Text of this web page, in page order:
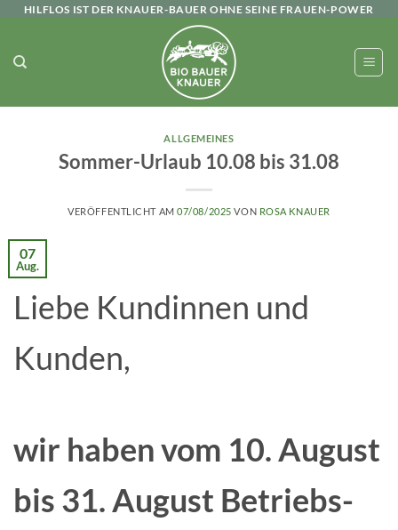
Zum
springen
HILFLOS IST DER KNAUER-BAUER OHNE SEINE FRAUEN-POWER
ALLGEMEINES
Sommer-Urlaub 10.08 bis 31.08
VERÖFFENTLICHT AM07/08/2025 VON ROSA KNAUER
07
Aug.
Liebe Kundinnen und
Kunden,
wir haben vom 10. August
bis 31. August Betriebs-